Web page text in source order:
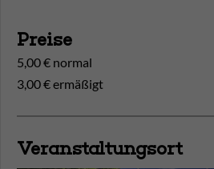
Preise
5,00 € normal
3,00 € ermäßigt
Veranstaltungsort